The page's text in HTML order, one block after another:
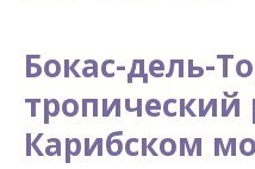
Бокас-дель-
тропический
Карибском